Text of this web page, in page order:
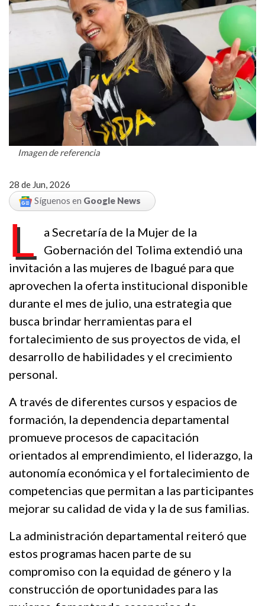
Imagen de referencia
28 de Jun, 2026
Síguenos en Google News
L
a Secretaría de la Mujer de la
Gobernación del Tolima extendió una
invitación a las mujeres de Ibagué para que
aprovechen la oferta institucional disponible
durante el mes de julio, una estrategia que
busca brindar herramientas para el
fortalecimiento de sus proyectos de vida, el
desarrollo de habilidades y el crecimiento
personal.
A través de diferentes cursos y espacios de
formación, la dependencia departamental
promueve procesos de capacitación
orientados al emprendimiento, el liderazgo, la
autonomía económica y el fortalecimiento de
competencias que permitan a las participantes
mejorar su calidad de vida y la de sus familias.
La administración departamental reiteró que
estos programas hacen parte de su
compromiso con la equidad de género y la
construcción de oportunidades para las